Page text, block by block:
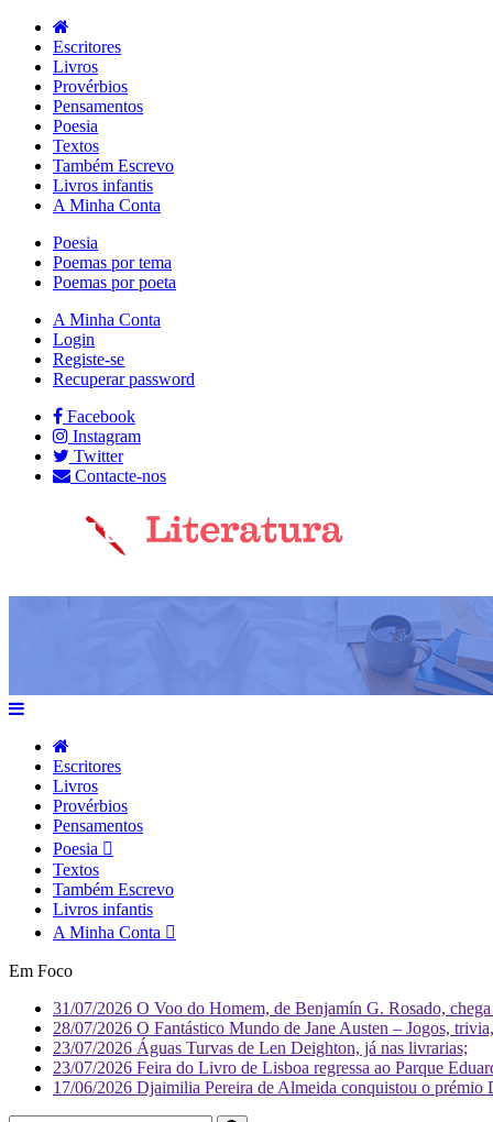
Escritores
Livros
Provérbios
Pensamentos
Poesia
Textos
Também Escrevo
Livros infantis
A Minha Conta
Poesia
Poemas por tema
Poemas por poeta
A Minha Conta
Login
Registe-se
Recuperar password
Facebook
Instagram
Twitter
Contacte-nos
Escritores
Livros
Provérbios
Pensamentos
Poesia
Textos
Também Escrevo
Livros infantis
A Minha Conta
Em Foco
31/07/2026 O Voo do Homem, de Benjamín G. Rosado,
28/07/2026 O Fantástico Mundo de Jane Austen – Jogos,
23/07/2026 Águas Turvas de Len Deighton, já nas livrarias;
23/07/2026 Feira do Livro de Lisboa regressa ao Parque
17/06/2026 Djaimilia Pereira de Almeida conquistou o